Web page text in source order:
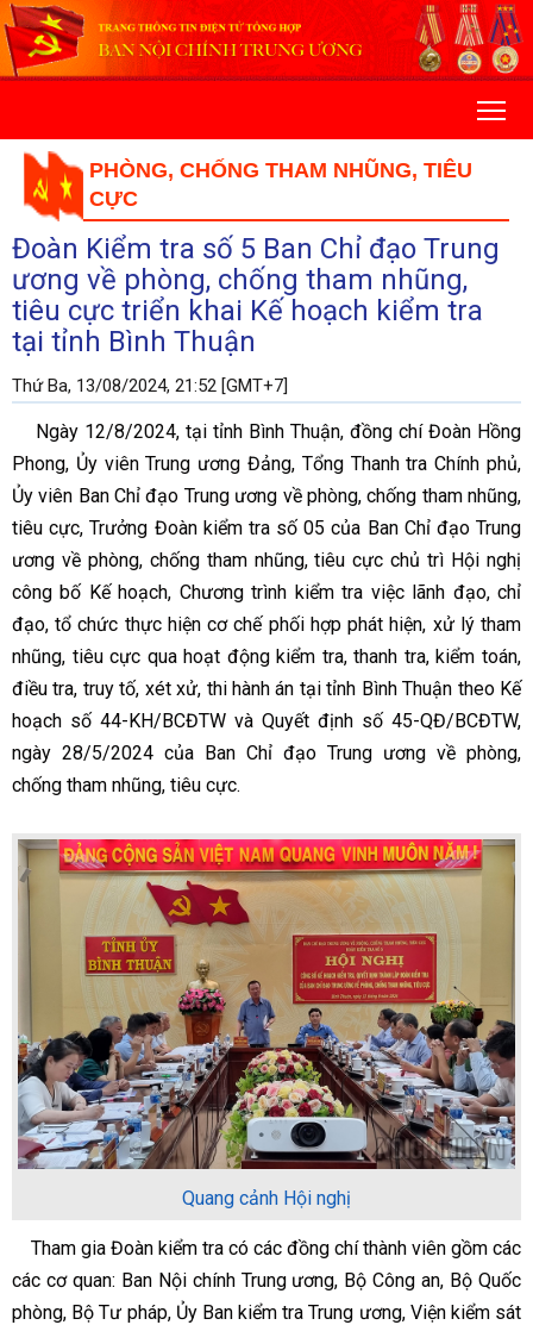
PHÒNG, CHỐNG THAM NHŨNG, TIÊU
CỰC
Đoàn Kiểm tra số 5 Ban Chỉ đạo Trung
ương về phòng, chống tham nhũng,
tiêu cực triển khai Kế hoạch kiểm tra
tại tỉnh Bình Thuận
Thứ Ba, 13/08/2024, 21:52 [GMT+7]
Ngày 12/8/2024, tại tỉnh Bình Thuận, đồng chí Đoàn Hồng
Phong, Ủy viên Trung ương Đảng, Tổng Thanh tra Chính phủ,
Ủy viên Ban Chỉ đạo Trung ương về phòng, chống tham nhũng,
tiêu cực, Trưởng Đoàn kiểm tra số 05 của Ban Chỉ đạo Trung
ương về phòng, chống tham nhũng, tiêu cực chủ trì Hội nghị
công bố Kế hoạch, Chương trình kiểm tra việc lãnh đạo, chỉ
đạo, tổ chức thực hiện cơ chế phối hợp phát hiện, xử lý tham
nhũng, tiêu cực qua hoạt động kiểm tra, thanh tra, kiểm toán,
điều tra, truy tố, xét xử, thi hành án tại tỉnh Bình Thuận theo Kế
hoạch số 44-KH/BCĐTW và Quyết định số 45-QĐ/BCĐTW,
ngày 28/5/2024 của Ban Chỉ đạo Trung ương về phòng,
chống tham nhũng, tiêu cực.
Quang cảnh Hội nghị
Tham gia Đoàn kiểm tra có các đồng chí thành viên gồm các
các cơ quan: Ban Nội chính Trung ương, Bộ Công an, Bộ Quốc
phòng, Bộ Tư pháp, Ủy Ban kiểm tra Trung ương, Viện kiểm sát